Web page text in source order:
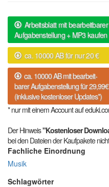
Arbeitsblatt mit bearbeitbarer
Aufgabenstellung + MP3 kaufen
ca. 10000 AB für nur 20 €
ca. 10000 AB mit bearbeit-
barer Aufgabenstellung für 29,99€
(inklusive kostenloser Updates*)
* nur mit einem Account auf
Der Hinweis"Kostenloser
bei den Dateien der Kaufpakete
Fachliche Einordnung
Musik
Schlagwörter